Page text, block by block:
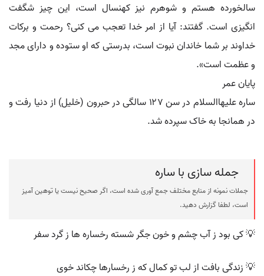
سالخورده هستم و شوهرم نیز کهنسال است، این چیز شگفت
انگیزی است. گفتند: آیا از امر خدا تعجب می کنی؟ رحمت و برکات
خداوند بر شما خاندان نبوت است، بدرستی که او ستوده و دارای مجد
و عظمت است».
پایان عمر
ساره علیهاالسلام در سن ۱۲۷ سالگی در حبرون (خلیل) از دنیا رفت و
در همانجا به خاک سپرده شد.
جمله سازی با ساره
جملات نمونه از منابع مختلف جمع آوری شده است، اگر صحیح نیست یا توهین آمیز
است، لطفا گزارش دهید.
💡 کی بود ز آب چشم و خون جگر شسته رخساره ها ز گرد سفر
💡 زندگی بافت از لب تو کمال که ز رخسارها چکاند خوی